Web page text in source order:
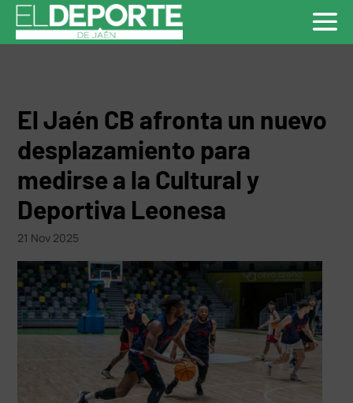
El Jaén CB afronta un nuevo
desplazamiento para
medirse a la Cultural y
Deportiva Leonesa
21 Nov 2025